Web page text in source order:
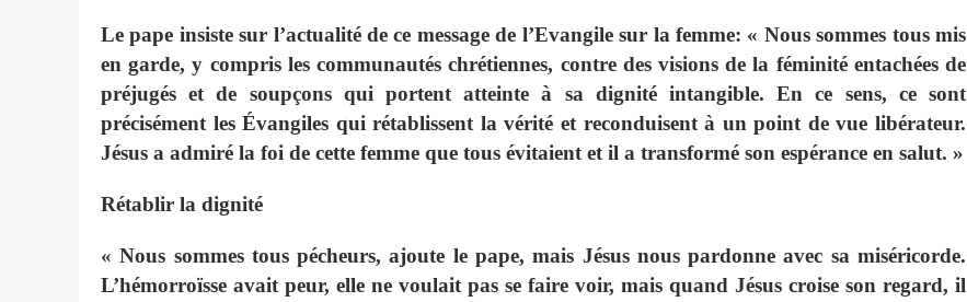
Le pape insiste sur l’actualité de ce message de l’Evangile sur la femme: « Nous sommes tous mis
en garde, y compris les communautés chrétiennes, contre des visions de la féminité entachées de
préjugés et de soupçons qui portent atteinte à sa dignité intangible. En ce sens, ce sont
précisément les Évangiles qui rétablissent la vérité et reconduisent à un point de vue libérateur.
Jésus a admiré la foi de cette femme que tous évitaient et il a transformé son espérance en salut. »
Rétablir la dignité
« Nous sommes tous pécheurs, ajoute le pape, mais Jésus nous pardonne avec sa miséricorde.
L’hémorroïsse avait peur, elle ne voulait pas se faire voir, mais quand Jésus croise son regard, il